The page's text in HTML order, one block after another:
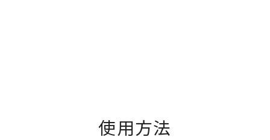
使用方法